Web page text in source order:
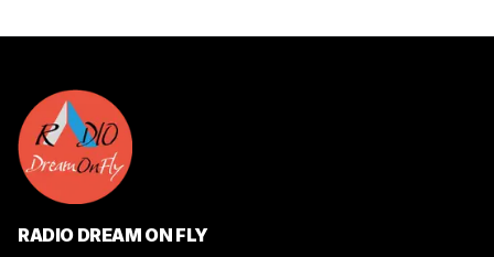
RADIO DREAM ON FLY